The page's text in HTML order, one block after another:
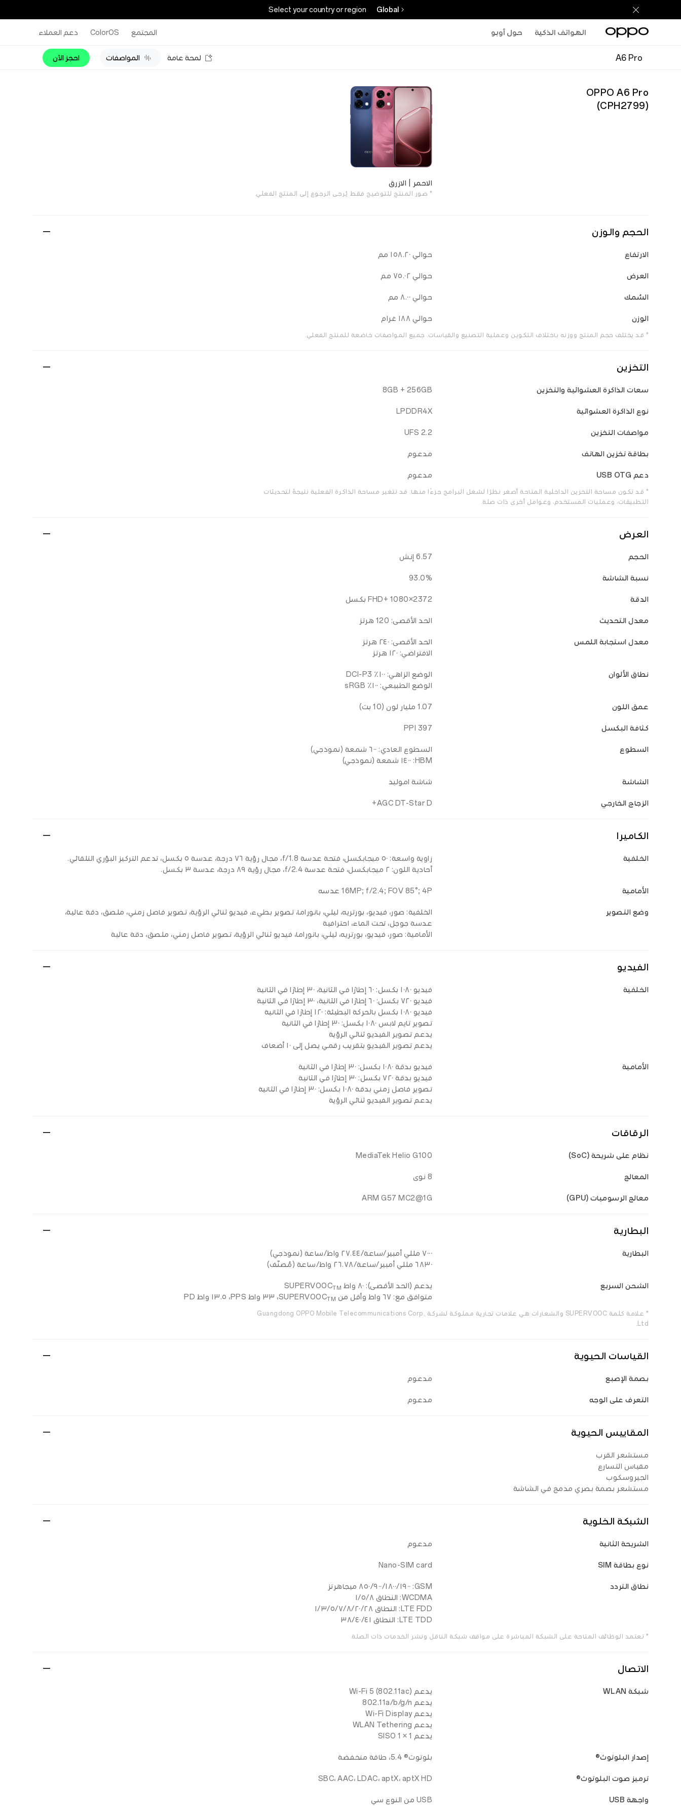
Select your country or region Global
الهواتف الذكية حول أوبو المجتمع ColorOS دعم العملاء
A6 Pro لمحة عامة المواصفات احجز الآن
OPPO A6 Pro
(
CPH2799
)
الاحمر | الازرق
* صور المنتج للتوضيح فقط. يُرجى الرجوع إلى المنتج الفعلي.
الحجم والوزن
الارتفاع حوالي ١٥٨.٢٠ مم
العرض حوالي ٧٥.٠٢ مم
السُمك حوالي ٨.٠٠ مم
الوزن حوالي ١٨٨ غرام
* قد يختلف حجم المنتج ووزنه باختلاف التكوين وعملية التصنيع والقياسات. جميع المواصفات خاضعة للمنتج الفعلي.
التخزين
سعات الذاكرة العشوائية والتخزين 8GB + 256GB
نوع الذاكرة العشوائية LPDDR4X
مواصفات التخزين UFS 2.2
بطاقة تخزين الهاتف مدعوم
دعم USB OTG مدعوم
* قد تكون مساحة التخزين الداخلية المتاحة أصغر نظرًا لشغل البرامج جزءًا منها. قد تتغير مساحة الذاكرة الفعلية نتيجةً لتحديثات
التطبيقات، وعمليات المستخدم، وعوامل أخرى ذات صلة.
العرض
الحجم 6.57 إنش
نسبة الشاشة 93.0%
الدقة FHD+ 1080×2372 بكسل
معدل التحديث الحد الأقصى: 120 هرتز
معدل استجابة اللمس
الحد الأقصى: ٢٤٠ هرتز
الافتراضي: ١٢٠ هرتز
نطاق الألوان
الوضع الزاهي: ١٠٠٪ DCI-P3
الوضع الطبيعي: ١٠٠٪ sRGB
عمق اللون 1.07 مليار لون (10 بت)
كثافة البكسل 397 PPI
السطوع
السطوع العادي: ٦٠٠ شمعة (نموذجي)
HBM: ١٤٠٠ شمعة (نموذجي)
الشاشة شاشة اموليد
الزجاج الخارجي AGC DT-Star D+
الكاميرا
الخلفية
زاوية واسعة: ٥٠ ميجابكسل، فتحة عدسة f/1.8، مجال رؤية ٧٦ درجة، عدسة ٥ بكسل، تدعم التركيز البؤري التلقائي.
أحادية اللون: ٢ ميجابكسل، فتحة عدسة f/2.4، مجال رؤية ٨٩ درجة، عدسة ٣ بكسل.
الأمامية 16MP; f/2.4; FOV 85°; 4P عدسه
وضع التصوير
الخلفية: صور، فيديو، بورتريه، ليلي، بانوراما، تصوير بطيء، فيديو ثنائي الرؤية، تصوير فاصل زمني، ملصق، دقة عالية،
عدسة جوجل، تحت الماء، احترافية
الأمامية: صور، فيديو، بورتريه، ليلي، بانوراما، فيديو ثنائي الرؤية، تصوير فاصل زمني، ملصق، دقة عالية
الفيديو
الخلفية
فيديو ١٠٨٠ بكسل: ٦٠ إطارًا في الثانية، ٣٠ إطارًا في الثانية
فيديو ٧٢٠ بكسل: ٦٠ إطارًا في الثانية، ٣٠ إطارًا في الثانية
فيديو ١٠٨٠ بكسل بالحركة البطيئة: ١٢٠ إطارًا في الثانية
تصوير تايم لابس ١٠٨٠ بكسل: ٣٠ إطارًا في الثانية
يدعم تصوير الفيديو ثنائي الرؤية
يدعم تصوير الفيديو بتقريب رقمي يصل إلى ١٠ أضعاف
الأمامية
فيديو بدقة ١٠٨٠ بكسل: ٣٠ إطارًا في الثانية
فيديو بدقة ٧٢٠ بكسل: ٣٠ إطارًا في الثانية
تصوير فاصل زمني بدقة ١٠٨٠ بكسل: ٣٠ إطارًا في الثانية
يدعم تصوير الفيديو ثنائي الرؤية
الرقاقات
نظام على شريحة (SoC) MediaTek Helio G100
المعالج 8 نوى
معالج الرسوميات (GPU) ARM G57 MC2@1G
البطارية
البطارية
٧٠٠٠ مللي أمبير/ساعة/٢٧.٤٤ واط/ساعة (نموذجي)
٦٨٣٠ مللي أمبير/ساعة/٢٦.٧٨ واط/ساعة (مُصنّف)
الشحن السريع يدعم (الحد الأقصى): ٨٠ واط SUPERVOOC TM
متوافق مع: ٦٧ واط وأقل من SUPERVOOC TM ، ٣٣ واط PPS، ١٣.٥ واط PD
* علامة كلمة SUPERVOOC والشعارات هي علامات تجارية مملوكة لشركة Guangdong OPPO Mobile Telecommunications Corp.,
Ltd.
القياسات الحيوية
بصمة الإصبع مدعوم
التعرف على الوجه مدعوم
المقاييس الحيوية
مستشعر القرب
مقياس التسارع
الجيروسكوب
مستشعر بصمة بصري مدمج في الشاشة
الشبكة الخلوية
الشريحة الثانية مدعوم
نوع بطاقة SIM Nano-SIM card
نطاق التردد
GSM: ٨٥٠/٩٠٠/١٨٠٠/١٩٠٠ ميجاهرتز
WCDMA: النطاق ١/٥/٨
LTE FDD: النطاق ١/٣/٥/٧/٨/٢٠/٢٨
LTE TDD: النطاق ٣٨/٤٠/٤١
* تعتمد الوظائف المتاحة على الشبكة المباشرة على مواقف شبكة الناقل ونشر الخدمات ذات الصلة.
الاتصال
شبكة WLAN
يدعم Wi-Fi 5 (802.11ac)
يدعم 802.11a/b/g/n
يدعم Wi-Fi Display
يدعم WLAN Tethering
يدعم 1 × 1 SISO
إصدار البلوتوث® بلوتوث® 5.4، طاقة منخفضة
ترميز صوت البلوتوث® SBC، AAC، LDAC، aptX، aptX HD
واجهة USB USB من النوع سي